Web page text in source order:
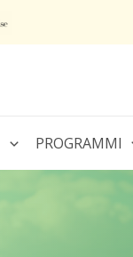
PROGRAMMI